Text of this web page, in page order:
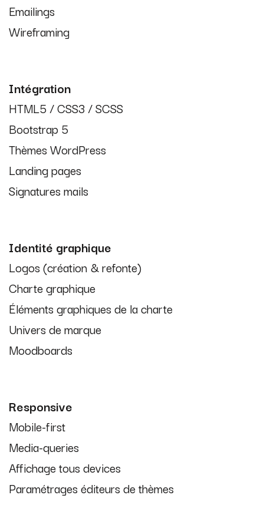
Emailings
Wireframing
Intégration
HTML5 / CSS3 / SCSS
Bootstrap 5
Thèmes WordPress
Landing pages
Signatures mails
Identité graphique
Logos (création & refonte)
Charte graphique
Éléments graphiques de la charte
Univers de marque
Moodboards
Responsive
Mobile-first
Media-queries
Affichage tous devices
Paramétrages éditeurs de thèmes